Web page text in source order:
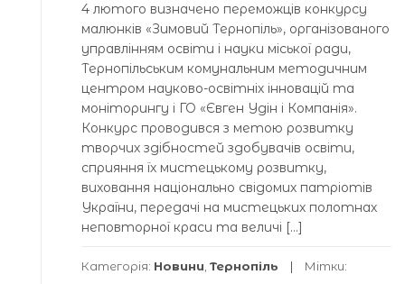
4 лютого визначено переможців конкурсу
малюнків «Зимовий Тернопіль», організованого
управлінням освіти і науки міської ради,
Тернопільським комунальним методичним
центром науково-освітніх інновацій та
моніторингу і ГО «Євген Удін і Компанія».
Конкурс проводився з метою розвитку
творчих здібностей здобувачів освіти,
сприяння їх мистецькому розвитку,
виховання національно свідомих патріотів
України, передачі на мистецьких полотнах
неповторної краси та величі […]
Категорія: Новини, Тернопіль Мітки: